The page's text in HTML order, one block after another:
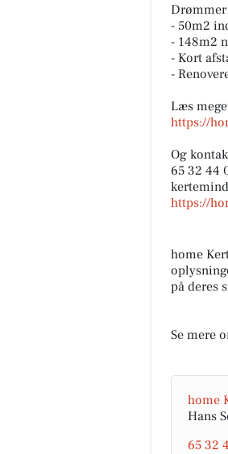
- 50m2
- 148m2
- Kort
-
Læs
https://
Og
65 32 44
https://
home
på deres
Se mere
home
Hans
65 32